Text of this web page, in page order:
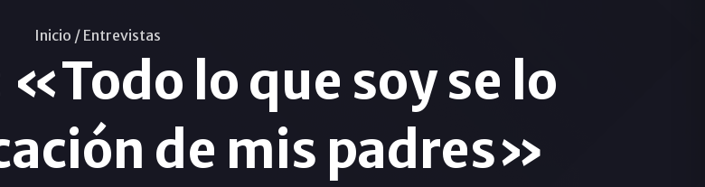
Inicio / Entrevistas
lo que soy se lo
de mis padres»